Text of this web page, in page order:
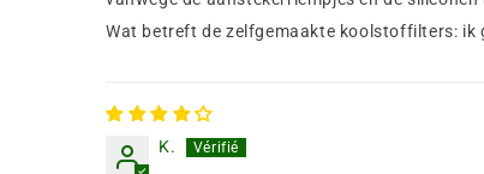
Wat betreft de zelfgemaakte koolstoffilters: ik
K.